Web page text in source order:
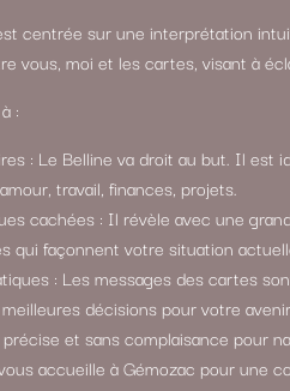
centrée sur une interprétation
vous, moi et les cartes, visant à
:
: Le Belline va droit au but. Il est
travail, finances, projets.
cachées : Il révèle avec une
qui façonnent votre situation
: Les messages des cartes
décisions pour votre
et sans complaisance pour
accueille à Gémozac pour une